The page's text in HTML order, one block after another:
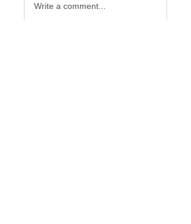
Write a comment...